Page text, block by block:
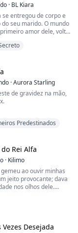
Michael,
acaba dormindo
· BL Kiara
se entregou de corpo e
seu marido. O mundo
amor dele, volta
com Nadia
é humilhada em púb...
·Aurora Starling
de gravidez na mão,
barriga de aluguel!
memórias.
causa daquele
Predestinados
Rei Alfa
· Kilimo
ao ouvir minhas
jeito provocante; dava
nos olhos dele.
entre dentes e
Desejada